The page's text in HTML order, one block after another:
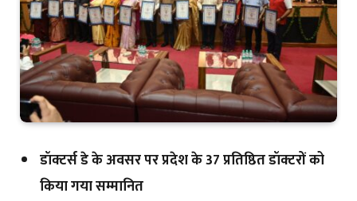
डॉक्टर्स डे के अवसर पर प्रदेश के 37 प्रतिष्ठित डॉक्टरों को
किया गया सम्मानित